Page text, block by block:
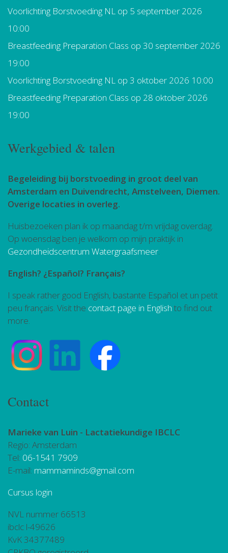
Voorlichting Borstvoeding NL op 5 september 2026
10:00
Breastfeeding Preparation Class op 30 september 2026
19:00
Voorlichting Borstvoeding NL op 3 oktober 2026 10:00
Breastfeeding Preparation Class op 28 oktober 2026
19:00
Werkgebied & talen
Begeleiding bij borstvoeding in groot deel van
Amsterdam en Duivendrecht, Amstelveen, Diemen.
Overige locaties in overleg.
Huisbezoeken plan ik op maandag t/m vrijdag overdag.
Op woensdag ben je welkom op mijn praktijk in
Gezondheidscentrum Watergraafsmeer
English? ¿Español? Français?
I speak rather good English, bastante Español et un petit
peu français. Visit the contact page in English to find out
more.
Contact
Marieke van Luin - Lactatiekundige IBCLC
Regio: Amsterdam
Tel: 06-1541 7909
E-mail: mammaminds@gmail.com
Cursus login
NVL nummer 66513
ibclc l-49626
KvK 34377489